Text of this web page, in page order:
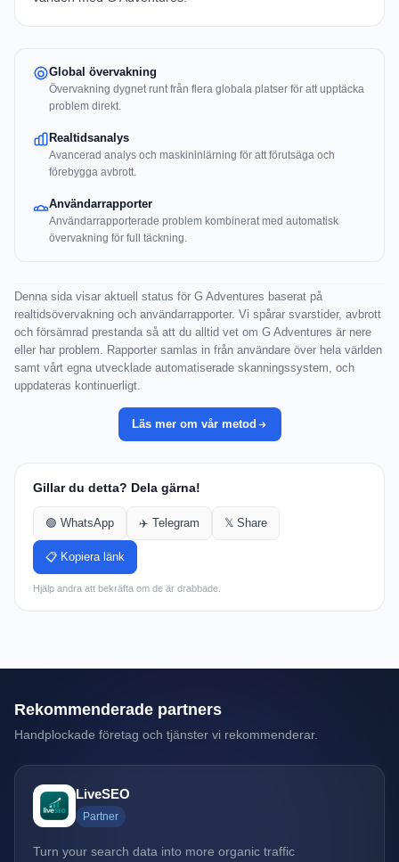
Global övervakning
Övervakning dygnet runt från flera globala platser för att upptäcka
problem direkt.
Realtidsanalys
Avancerad analys och maskininlärning för att förutsäga och
förebygga avbrott.
Användarrapporter
Användarrapporterade problem kombinerat med automatisk
övervakning för full täckning.
Denna sida visar aktuell status för G Adventures baserat på
realtidsövervakning och användarrapporter. Vi spårar svarstider, avbrott
och försämrad prestanda så att du alltid vet om G Adventures är nere
eller har problem. Rapporter samlas in från användare över hela världen
samt vårt egna utvecklade automatiserade skanningssystem, och
uppdateras kontinuerligt.
Läs mer om vår metod
Gillar du detta? Dela gärna!
🟢 WhatsApp ✈️ Telegram 𝕏 Share
📋 Kopiera länk
Hjälp andra att bekräfta om de är drabbade.
Rekommenderade partners
Handplockade företag och tjänster vi rekommenderar.
LiveSEO
Partner
Turn your search data into more organic traffic